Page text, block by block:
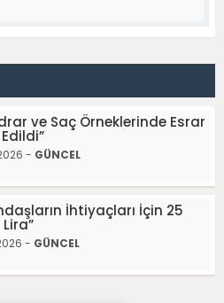
ve Saç Örneklerinde Esrar
- GÜNCEL
İhtiyaçları İçin 25
- GÜNCEL